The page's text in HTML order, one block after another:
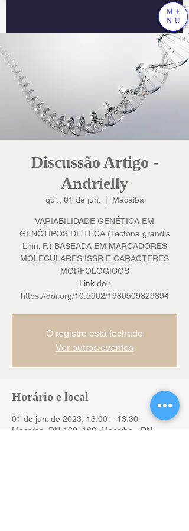
ME
NU
Discussão Artigo -
Andrielly
qui., 01 de jun. Macaíba
VARIABILIDADE GENÉTICA EM
GENÓTIPOS DE TECA (Tectona grandis
Linn. F.) BASEADA EM MARCADORES
MOLECULARES ISSR E CARACTERES
MORFOLÓGICOS
Link doi:
https://doi.org/10.5902/1980509829894
O registro está fechado
Ver outros eventos
Horário e local
01 de jun. de 2023, 13:00 – 13:30
Macaíba, RN-160, 186, Macaíba - RN,